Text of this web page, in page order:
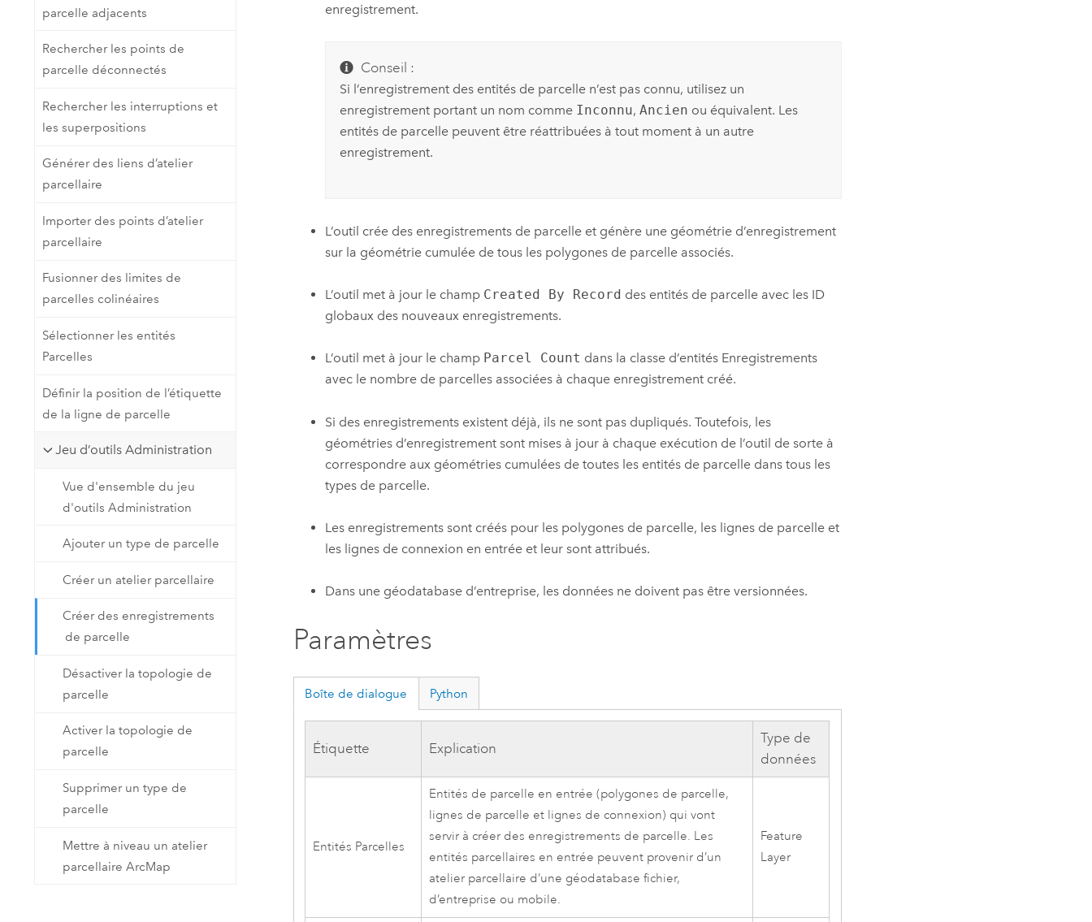
parcelle adjacents
Rechercher les points de
parcelle déconnectés
Rechercher les interruptions et
les superpositions
Générer des liens d’atelier
parcellaire
Importer des points d’atelier
parcellaire
Fusionner des limites de
parcelles colinéaires
Sélectionner les entités
Parcelles
Définir la position de l’étiquette
de la ligne de parcelle
Jeu d’outils Administration
Vue d'ensemble du jeu
d'outils Administration
Ajouter un type de parcelle
Créer un atelier parcellaire
Créer des enregistrements
de parcelle
Désactiver la topologie de
parcelle
Activer la topologie de
parcelle
Supprimer un type de
parcelle
Mettre à niveau un atelier
parcellaire ArcMap
enregistrement.
Conseil :
Si l’enregistrement des entités de parcelle n’est pas connu, utilisez un
enregistrement portant un nom comme Inconnu,Ancien ou équivalent. Les
entités de parcelle peuvent être réattribuées à tout moment à un autre
enregistrement.
L’outil crée des enregistrements de parcelle et génère une géométrie d’enregistrement
sur la géométrie cumulée de tous les polygones de parcelle associés.
L’outil met à jour le champ Created By Record des entités de parcelle avec les ID
globaux des nouveaux enregistrements.
L’outil met à jour le champ Parcel Count dans la classe d’entités Enregistrements
avec le nombre de parcelles associées à chaque enregistrement créé.
Si des enregistrements existent déjà, ils ne sont pas dupliqués. Toutefois, les
géométries d’enregistrement sont mises à jour à chaque exécution de l’outil de sorte à
correspondre aux géométries cumulées de toutes les entités de parcelle dans tous les
types de parcelle.
Les enregistrements sont créés pour les polygones de parcelle, les lignes de parcelle et
les lignes de connexion en entrée et leur sont attribués.
Dans une géodatabase d’entreprise, les données ne doivent pas être versionnées.
Paramètres
Boîte de dialogue Python
Étiquette Explication
Type de
données
Entités Parcelles
Entités de parcelle en entrée (polygones de parcelle,
lignes de parcelle et lignes de connexion) qui vont
servir à créer des enregistrements de parcelle. Les
entités parcellaires en entrée peuvent provenir d’un
atelier parcellaire d’une géodatabase fichier,
d’entreprise ou mobile.
Feature
Layer